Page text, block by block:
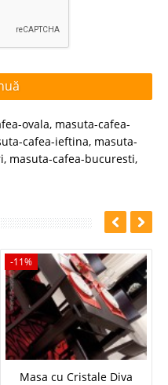
ovala, masuta-cafea-
cafea-ieftina, masuta-
, masuta-cafea-bucuresti,
-11%
Masa cu Cristale Diva